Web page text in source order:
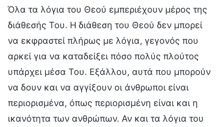
Όλα τα λόγια του Θεού εμπεριέχουν μέρος της
διάθεσής Του. Η διάθεση του Θεού δεν μπορεί
να εκφραστεί πλήρως με λόγια, γεγονός που
αρκεί για να καταδείξει πόσο πολύς πλούτος
υπάρχει μέσα Του. Εξάλλου, αυτά που μπορούν
να δουν και να αγγίξουν οι άνθρωποι είναι
περιορισμένα, όπως περιορισμένη είναι και η
ικανότητα των ανθρώπων. Αν και τα λόγια του